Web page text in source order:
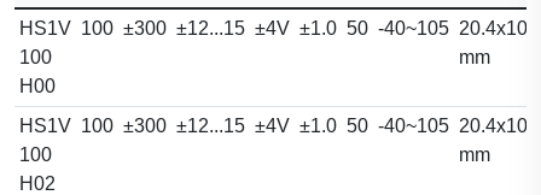
HS1V
100
H00
100 ±300 ±12...15 ±4V ±1.0 50 -40~105
mm
HS1V
100
H02
100 ±300 ±12...15 ±4V ±1.0 50 -40~105
mm